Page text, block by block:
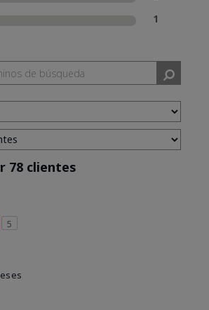
1
78 clientes
5